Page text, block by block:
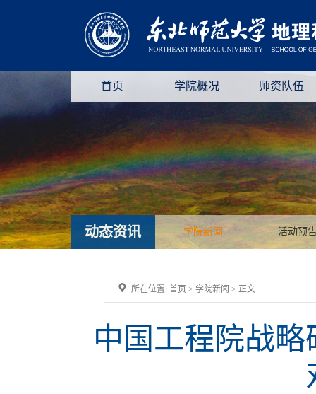
首页 学院概况 师资队伍
动态资讯 学院新闻 活动预
所在位置: 首页 > 学院新闻 > 正文
中国工程院战